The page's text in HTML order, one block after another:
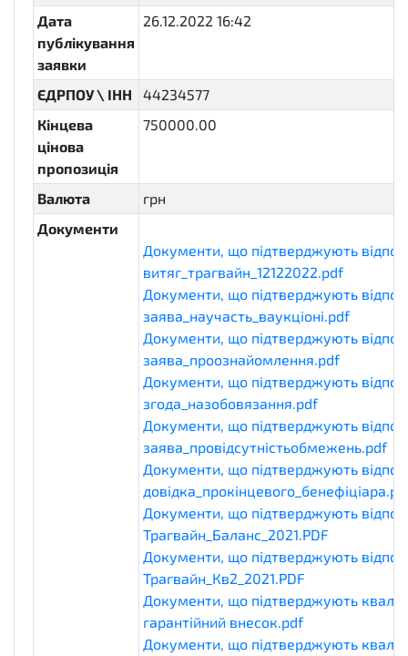
Дата
публікування
заявки
26.12.2022 16:42
ЄДРПОУ \ ІНН
44234577
Кінцева
цінова
пропозиція
750000.00
Валюта
грн
Документи
Документи, що підтверджують
витяг_трагвайн_12122022.pdf
Документи, що підтверджують
заява_научасть_ваукціоні.pdf
Документи, що підтверджують
заява_проознайомлення.pdf
Документи, що підтверджують
згода_назобовязання.pdf
Документи, що підтверджують
заява_провідсутністьобмежень.pdf
Документи, що підтверджують
Документи, що підтверджують
Трагвайн_Баланс_2021.PDF
Документи, що підтверджують
Трагвайн_Кв2_2021.PDF
Документи, що підтверджують
гарантійний внесок.pdf
Документи, що підтверджують